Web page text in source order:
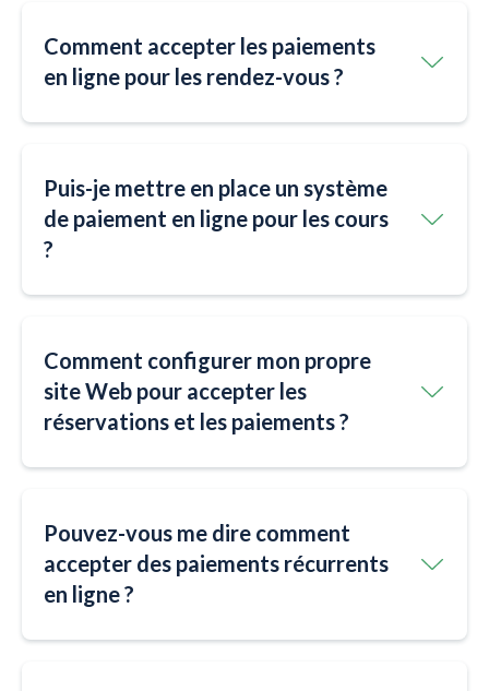
Comment accepter les paiements
en ligne pour les rendez-vous ?
Puis-je mettre en place un système
de paiement en ligne pour les cours
?
Comment configurer mon propre
site Web pour accepter les
réservations et les paiements ?
Pouvez-vous me dire comment
accepter des paiements récurrents
en ligne ?